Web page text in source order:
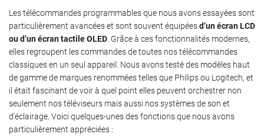
Les télécommandes programmables que nous avons essayées sont
particulièrement avancées et sont souvent équipéesd’un écran LCD
ou d’un écran tactile OLED . Grâce à ces fonctionnalités modernes,
elles regroupent les commandes de toutes nos télécommandes
classiques en un seul appareil. Nous avons testé des modèles haut
de gamme de marques renommées telles que Philips ou Logitech, et
il était fascinant de voir à quel point elles peuvent orchestrer non
seulement nos téléviseurs mais aussi nos systèmes de son et
d’éclairage. Voici quelques-unes des fonctions que nous avons
particulièrement appréciées :